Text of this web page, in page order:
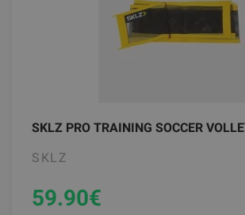
SKLZ PRO TRAINING SOCCER
SKLZ
59.90€